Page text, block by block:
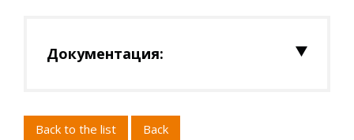
Документация:
Back to the list Back